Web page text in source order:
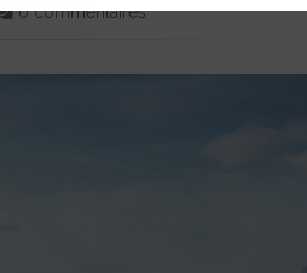
0 commentaires